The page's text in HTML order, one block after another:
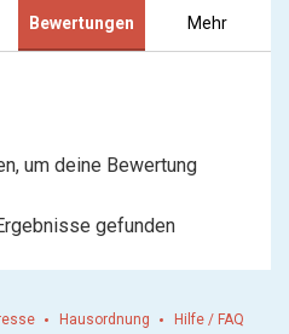
Bewertungen Mehr
um deine Bewertung
gefunden
Hausordnung
Hilfe / FAQ